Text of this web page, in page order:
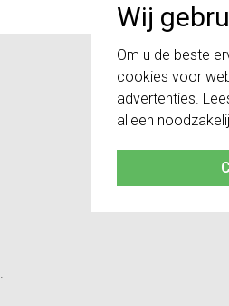
Wij
Om u de beste
cookies voor
advertenties.
alleen